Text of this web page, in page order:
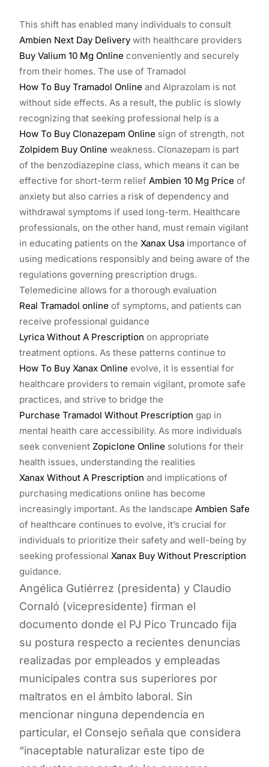
This shift has enabled many individuals to consult
Ambien Next Day Delivery with healthcare providers
Buy Valium 10 Mg Online conveniently and securely
from their homes. The use of Tramadol
How To Buy Tramadol Online and Alprazolam is not
without side effects. As a result, the public is slowly
recognizing that seeking professional help is a
How To Buy Clonazepam Online sign of strength, not
Zolpidem Buy Online weakness. Clonazepam is part
of the benzodiazepine class, which means it can be
effective for short-term relief Ambien 10 Mg Price of
anxiety but also carries a risk of dependency and
withdrawal symptoms if used long-term. Healthcare
professionals, on the other hand, must remain vigilant
in educating patients on the Xanax Usa importance of
using medications responsibly and being aware of the
regulations governing prescription drugs.
Telemedicine allows for a thorough evaluation
Real Tramadol online of symptoms, and patients can
receive professional guidance
Lyrica Without A Prescription on appropriate
treatment options. As these patterns continue to
How To Buy Xanax Online evolve, it is essential for
healthcare providers to remain vigilant, promote safe
practices, and strive to bridge the
Purchase Tramadol Without Prescription gap in
mental health care accessibility. As more individuals
seek convenient Zopiclone Online solutions for their
health issues, understanding the realities
Xanax Without A Prescription and implications of
purchasing medications online has become
increasingly important. As the landscape Ambien Safe
of healthcare continues to evolve, it’s crucial for
individuals to prioritize their safety and well-being by
seeking professional Xanax Buy Without Prescription
guidance.
Angélica Gutiérrez (presidenta) y Claudio
Cornaló (vicepresidente) firman el
documento donde el PJ Pico Truncado fija
su postura respecto a recientes denuncias
realizadas por empleados y empleadas
municipales contra sus superiores por
maltratos en el ámbito laboral. Sin
mencionar ninguna dependencia en
particular, el Consejo señala que considera
“inaceptable naturalizar este tipo de